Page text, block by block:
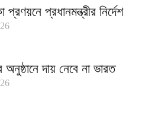
প্রধানমন্ত্রীর নির্দেশ
অনুষ্ঠানে দায় নেবে না ভারত